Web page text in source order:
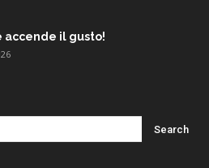
accende il gusto!